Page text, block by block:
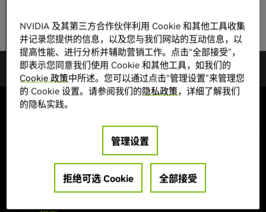
大力发展 AI：瑞典积
极助力创新引擎
NVIDIA 及其第三方合作伙伴利用 Cookie 和其他工具收集
并记录您提供的信息，以及您与我们网站的互动信息，以
提高性能、进行分析并辅助营销工作。点击“全部接受”，
即表示您同意我们使用 Cookie 和其他工具，如我们的
Cookie 政策中所述。您可以通过点击“管理设置”来管理您
的 Cookie 设置。请参阅我们的隐私政策，详细了解我们
的隐私实践。
管理设置
拒绝可选 Cookie 全部接受